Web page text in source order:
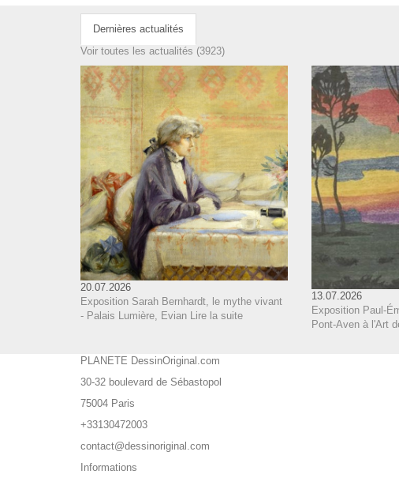
Dernières actualités
Voir toutes les actualités (3923)
20.07.2026
Exposition Sarah Bernhardt, le mythe vivant
- Palais Lumière, Evian
Lire la suite
13.07.2026
Exposition Paul-
Pont-Aven à l'Art
PLANETE DessinOriginal.com
30-32 boulevard de Sébastopol
75004 Paris
+33130472003
contact@dessinoriginal.com
Informations